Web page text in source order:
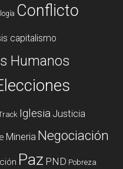
Conflicto
capitalismo
Humanos
Iglesia Justicia
Mineria Negociación
Paz PND Pobreza